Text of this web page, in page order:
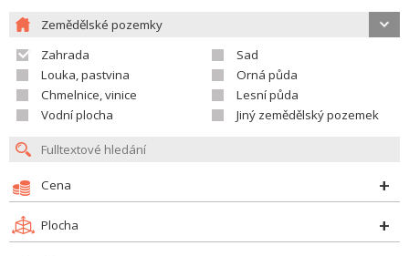
Zemědělské pozemky
Zahrada
Sad
Louka, pastvina
Orná půda
Chmelnice, vinice
Lesní půda
Vodní plocha
Jiný zemědělský pozemek
Cena
Plocha